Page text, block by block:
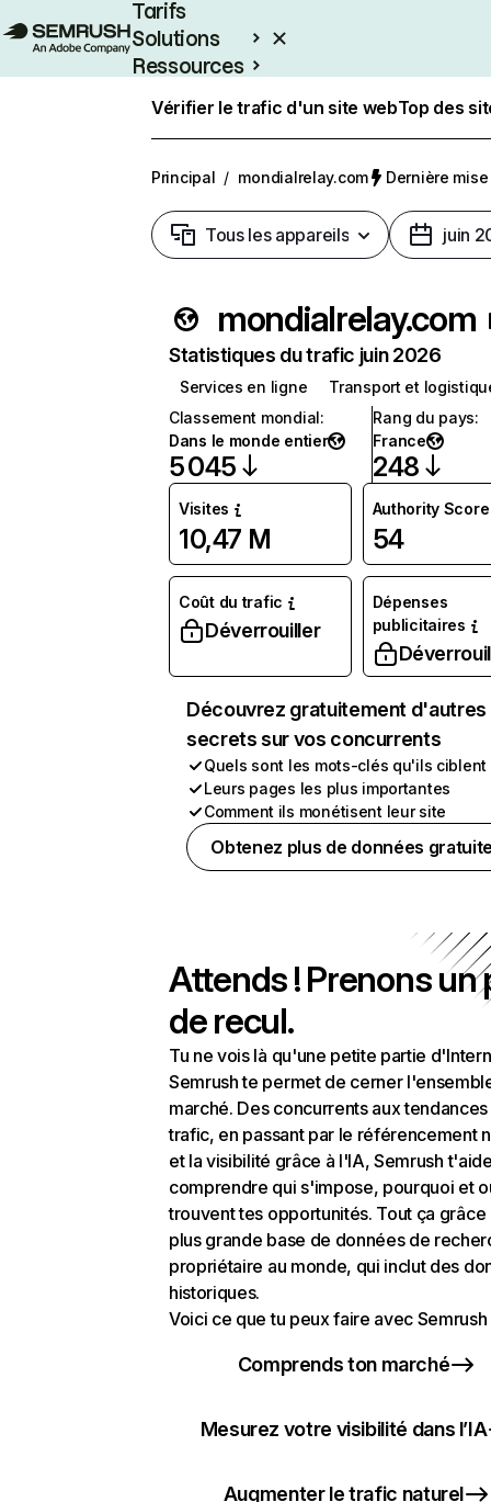
Tarifs
Solutions
Ressources
Vérifier le trafic d'un site webTop des
Principal / mondialrelay.com Dernière
Tous les appareils juin
mondialrelay.com
Statistiques du trafic juin 2026
Services en ligne
Transport et
Classement mondial:
Dans le monde entier
5 045
Rang du pays:
France
248
Visites
10,47 M
Authority Score
54
Coût du trafic
Déverrouiller
Dépenses
publicitaires
Découvrez gratuitement d'autres
secrets sur vos concurrents
Quels sont les mots-clés qu'ils ciblent
Leurs pages les plus importantes
Comment ils monétisent leur site
Obtenez plus de données
Attends ! Prenons un
de recul.
Tu ne vois là qu'une petite partie
Semrush te permet de cerner
marché. Des concurrents aux
trafic, en passant par le référencement
et la visibilité grâce à l'IA, Semrush
comprendre qui s'impose, pourquoi et
trouvent tes opportunités. Tout ça grâce
plus grande base de données de
propriétaire au monde, qui inclut des
historiques.
Voici ce que tu peux faire avec Semrush
Comprends ton marché
Mesurez votre visibilité dans l’IA
Augmenter le trafic naturel